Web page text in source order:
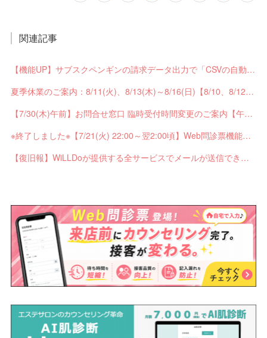
関連記事
【機能UP】サブスクペンギンの請求データ出力で「CSVの自動分割出力」と「出力ステータスの確認」ができるようになりました！
夏季休業のご案内：8/11(火)、8/13(木)～8/16(日)【8/10、8/12は通常営業】
【7/30(木)午前】お問合せ窓口 臨時受付時間変更のご案内【午前の受付9：30～10:59】
※終了しました※【7/21(火) 22:00～翌2:00頃】Web問診票機能がご利用できません【ペンギンカルテ大型メンテナンス】
【復旧報】WiLLDoが提供する全サービスでメールが送信できない不具合が発生していました